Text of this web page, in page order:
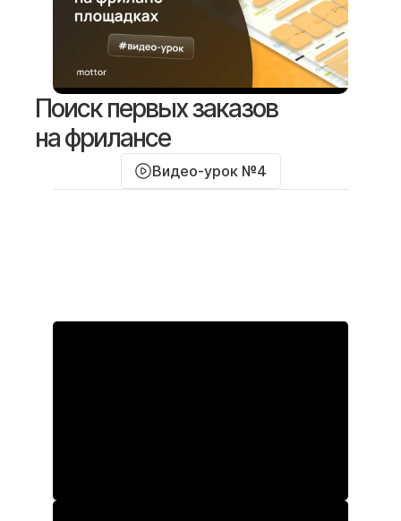
Поиск первых заказов
на фрилансе
Видео-урок №4